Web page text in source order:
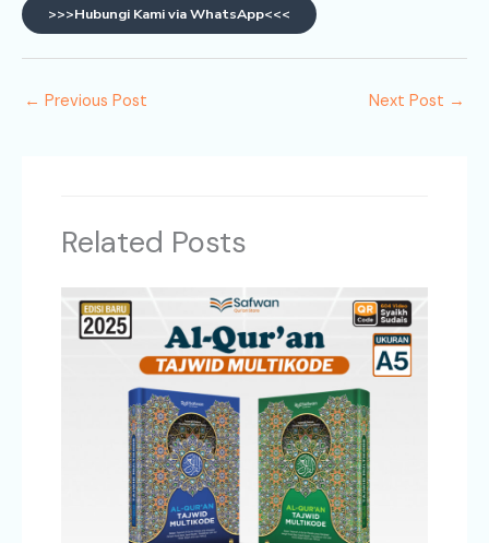
>>>Hubungi Kami via WhatsApp<<<
← Previous Post Next Post →
Related Posts